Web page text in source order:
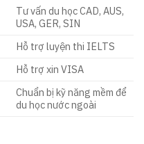
Tư vấn du học CAD, AUS,
USA, GER, SIN
Hỗ trợ luyện thi IELTS
Hỗ trợ xin VISA
Chuẩn bị kỹ năng mềm để
du học nước ngoài